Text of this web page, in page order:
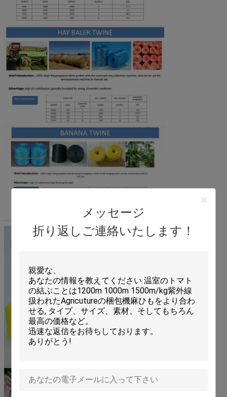
メッセージ
折り返しご連絡いたします！